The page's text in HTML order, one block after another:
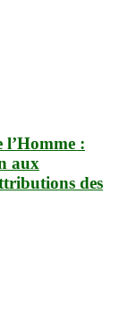
l’Homme :
aux
des